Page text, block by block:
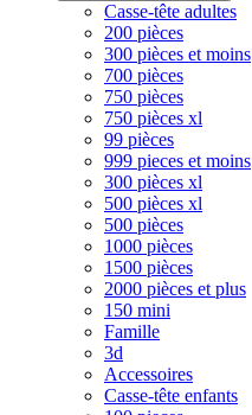
Casse-tête adultes
200 pièces
300 pièces et moins
700 pièces
750 pièces
750 pièces xl
99 pièces
999 pieces et moins
300 pièces xl
500 pièces xl
500 pièces
1000 pièces
1500 pièces
2000 pièces et plus
150 mini
Famille
3d
Accessoires
Casse-tête enfants